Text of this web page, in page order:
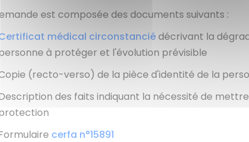
est composée des documents suivants :
médical circonstanciédécrivant la
à protéger et l'évolution prévisible
(recto-verso) de la pièce d'identité de la
des faits indiquant la nécessité de
cerfa n°15891